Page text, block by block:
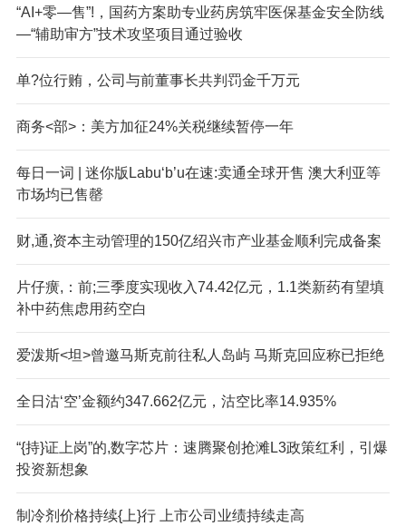
“AI+零—售”!，国药方案助专业药房筑牢医保基金安全防线
—“辅助审方”技术攻坚项目通过验收
单?位行贿，公司与前董事长共判罚金千万元
商务<部>：美方加征24%关税继续暂停一年
每日一词 | 迷你版Labu‘b’u在速:卖通全球开售 澳大利亚等
市场均已售罄
财,通,资本主动管理的150亿绍兴市产业基金顺利完成备案
片仔癀,：前;三季度实现收入74.42亿元，1.1类新药有望填
补中药焦虑用药空白
爱泼斯<坦>曾邀马斯克前往私人岛屿 马斯克回应称已拒绝
全日沽‘空’金额约347.662亿元，沽空比率14.935%
“{持}证上岗”的,数字芯片：速腾聚创抢滩L3政策红利，引爆
投资新想象
制冷剂价格持续{上}行 上市公司业绩持续走高